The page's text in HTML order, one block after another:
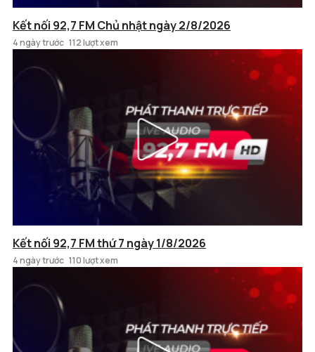
Kết nối 92,7 FM Chủ nhật ngày 2/8/2026
4 ngày trước 112 lượt xem
Kết nối 92,7 FM thứ 7 ngày 1/8/2026
4 ngày trước 110 lượt xem